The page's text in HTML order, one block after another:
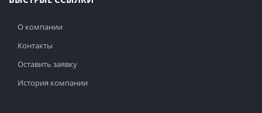
О компании
Контакты
Оставить заявку
История компании